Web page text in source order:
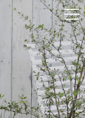
t
o
g
g
l
e
n
a
t
o
g
g
l
e
n
a